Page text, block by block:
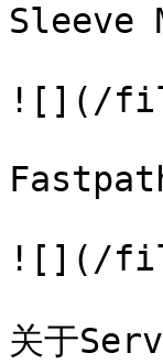
Sleeve
![](/
![](/
关于